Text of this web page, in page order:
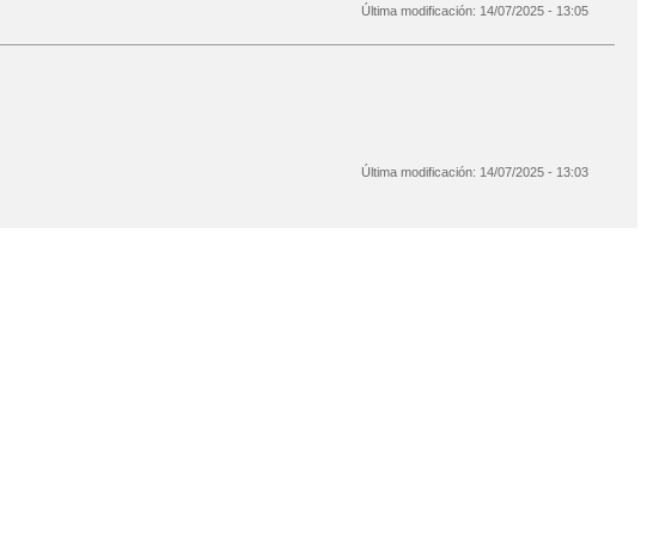
Última modificación: 14/07/2025 - 13:05
Última modificación: 14/07/2025 - 13:03